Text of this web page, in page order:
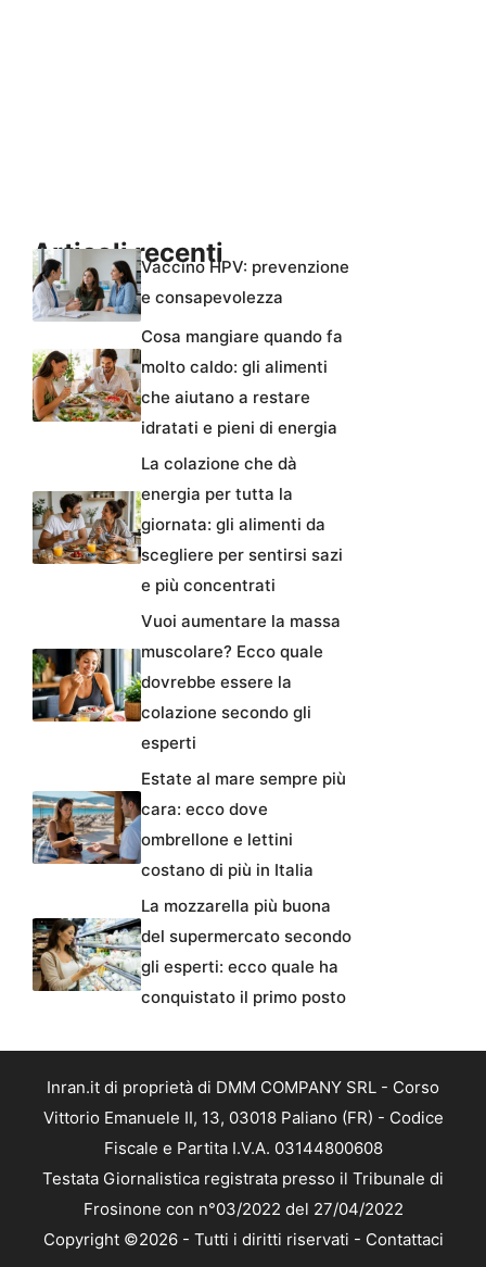
Articoli recentiVaccino HPV: prevenzione
e consapevolezza
Cosa mangiare quando fa
molto caldo: gli alimenti
che aiutano a restare
idratati e pieni di energia
La colazione che dà
energia per tutta la
giornata: gli alimenti da
scegliere per sentirsi sazi
e più concentrati
Vuoi aumentare la massa
muscolare? Ecco quale
dovrebbe essere la
colazione secondo gli
esperti
Estate al mare sempre più
cara: ecco dove
ombrellone e lettini
costano di più in Italia
La mozzarella più buona
del supermercato secondo
gli esperti: ecco quale ha
conquistato il primo posto
Inran.it di proprietà di DMM COMPANY SRL - Corso
Vittorio Emanuele II, 13, 03018 Paliano (FR) - Codice
Fiscale e Partita I.V.A. 03144800608
Testata Giornalistica registrata presso il Tribunale di
Frosinone con n°03/2022 del 27/04/2022
Copyright ©2026 - Tutti i diritti riservati - Contattaci